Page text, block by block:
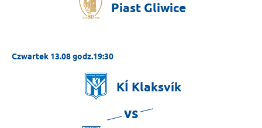
Piast Gliwice
Czwartek 13.08 godz.19:30
KÍ Klaksvík
vs